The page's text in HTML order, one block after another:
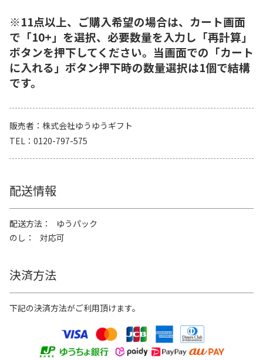
※11点以上、ご購入希望の場合は、カート画面
で「10+」を選択、必要数量を入力し「再計算」
ボタンを押下してください。当画面での「カート
に入れる」ボタン押下時の数量選択は1個で結構
です。
販売者
株式会社ゆうゆうギフト
TEL
0120-797-575
配送情報
配送方法
ゆうパック
のし
対応可
決済方法
下記の決済方法がご利用頂けます。